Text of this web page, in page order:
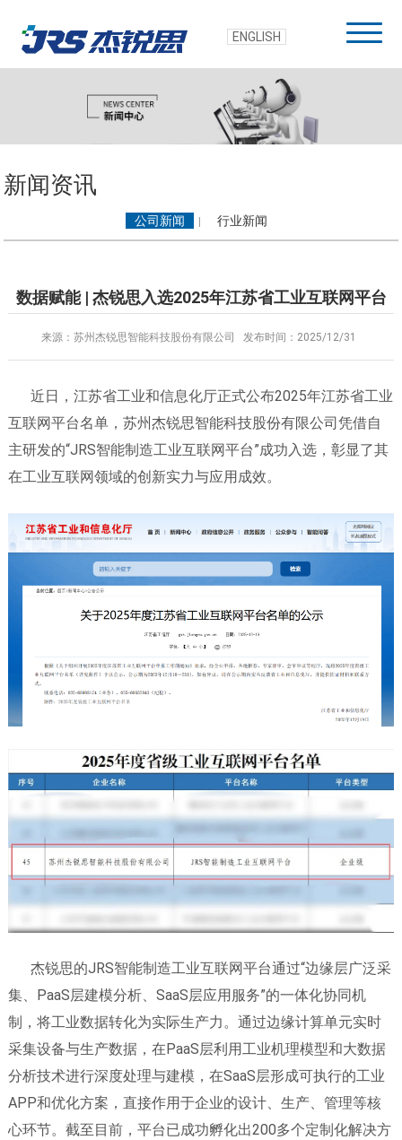
ENGLISH
新闻资讯
公司新闻 行业新闻
数据赋能 | 杰锐思入选2025年江苏省工业互联网平台
来源：苏州杰锐思智能科技股份有限公司 发布时间：2025/12/31
近日，江苏省工业和信息化厅正式公布2025年江苏省工业
互联网平台名单，苏州杰锐思智能科技股份有限公司凭借自
主研发的“JRS智能制造工业互联网平台”成功入选，彰显了其
在工业互联网领域的创新实力与应用成效。
杰锐思的JRS智能制造工业互联网平台通过“边缘层广泛采
集、PaaS层建模分析、SaaS层应用服务”的一体化协同机
制，将工业数据转化为实际生产力。通过边缘计算单元实时
采集设备与生产数据，在PaaS层利用工业机理模型和大数据
分析技术进行深度处理与建模，在SaaS层形成可执行的工业
APP和优化方案，直接作用于企业的设计、生产、管理等核
心环节。截至目前，平台已成功孵化出200多个定制化解决方